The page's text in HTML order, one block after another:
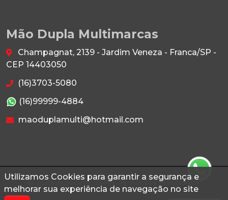
Utilizamos Cookies para garantir a segurança e
melhorar sua experiência de navegação no site
Mão Dupla Multimarcas
Champagnat, 2139 - Jardim Veneza - Franca/SP -
CEP 14403050
(16)3703-5080
(16)99999-4884
maoduplamulti@hotmail.com
© 2026 Autoconf. Todos os direitos reservados.